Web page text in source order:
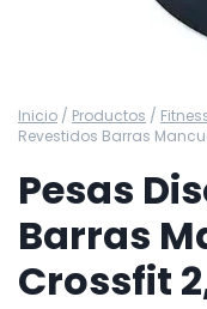
Inicio / Productos /
Revestidos Barras
Pesas
Barras
Crossfit